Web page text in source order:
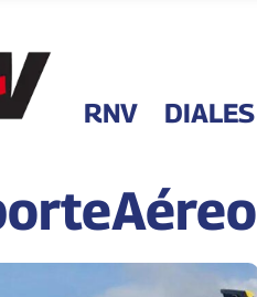
RNV DIALES